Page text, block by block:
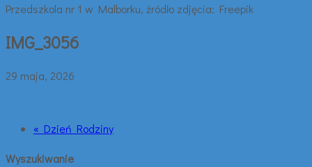
IMG_3056
29 maja, 2026
« Dzień Rodziny
Wyszukiwanie